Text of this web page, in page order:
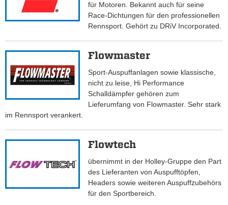
für Motoren. Bekannt auch für seine
Race-Dichtungen für den professionellen
Rennsport. Gehört zu DRiV Incorporated.
Flowmaster
Sport-Auspuffanlagen sowie klassische,
nicht zu leise, Hi Performance
Schalldämpfer gehören zum
Lieferumfang von Flowmaster. Sehr stark
im Rennsport verankert.
Flowtech
übernimmt in der Holley-Gruppe den Part
des Lieferanten von Auspufftöpfen,
Headers sowie weiteren Auspuffzubehörs
für den Sportbereich.